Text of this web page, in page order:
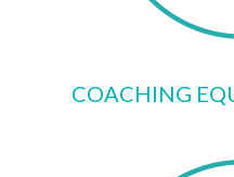
COACHING